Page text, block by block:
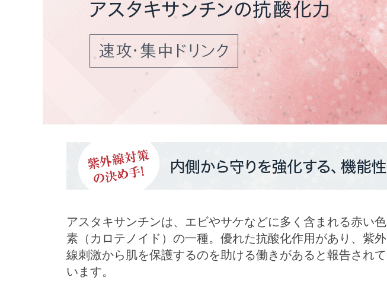
アスタキサンチンは、エビやサケなどに多く含まれる赤い色
素（カロテノイド）の一種。優れた抗酸化作用があり、紫外
線刺激から肌を保護するのを助ける働きがあると報告されて
います。